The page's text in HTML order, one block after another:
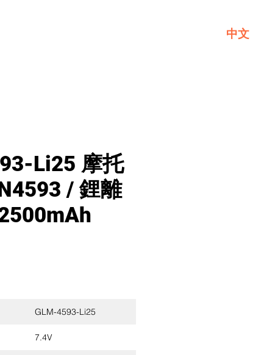
中文
Li25 摩托
/ 鋰離
GLM-4593-Li25
7.4V